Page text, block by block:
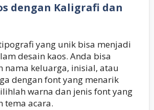
dengan Kaligrafi dan
yang unik bisa menjadi
desain kaos. Anda bisa
nama keluarga, inisial, atau
dengan font yang menarik
warna dan jenis font yang
tema acara.